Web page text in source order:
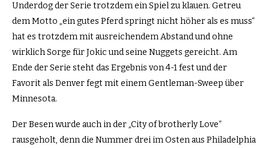
Underdog der Serie trotzdem ein Spiel zu klauen. Getreu
dem Motto „ein gutes Pferd springt nicht höher als es muss“
hat es trotzdem mit ausreichendem Abstand und ohne
wirklich Sorge für Jokic und seine Nuggets gereicht. Am
Ende der Serie steht das Ergebnis von 4-1 fest und der
Favorit als Denver fegt mit einem Gentleman-Sweep über
Minnesota.
Der Besen wurde auch in der „City of brotherly Love“
rausgeholt, denn die Nummer drei im Osten aus Philadelphia